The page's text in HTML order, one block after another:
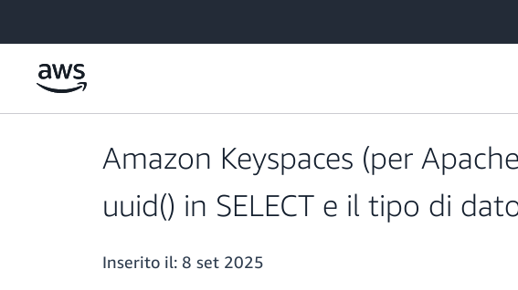
Amazon Keyspaces (per
uuid() in SELECT e il tipo di
Inserito il: 8 set 2025